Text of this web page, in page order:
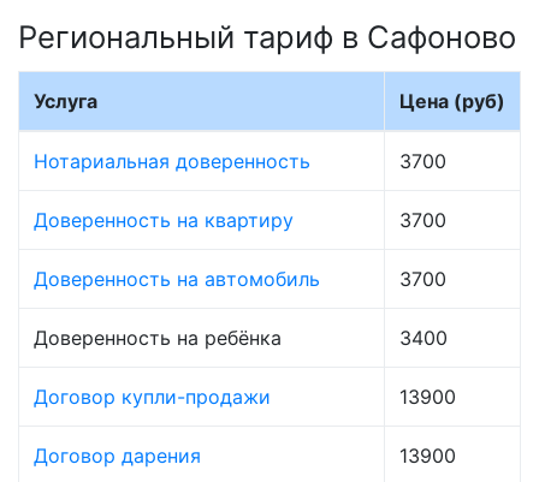
Региональный тариф в Сафоново
Услуга Цена (руб)
Нотариальная доверенность 3700
Доверенность на квартиру 3700
Доверенность на автомобиль 3700
Доверенность на ребёнка 3400
Договор купли-продажи 13900
Договор дарения 13900